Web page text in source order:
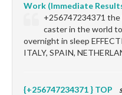
Work (Immediate
+256747234371 the
caster in the world
overnight in sleep
ITALY, SPAIN,
{+256747234371 } TOP